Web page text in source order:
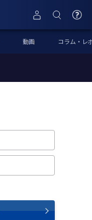
動画 コラム・レ